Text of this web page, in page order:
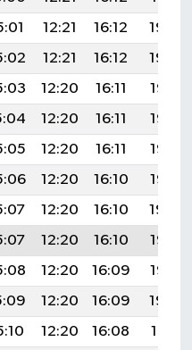
12:21 16:12
19:30
12:21 16:12
19:29
12:20 16:11
19:28
12:20 16:11
19:27
12:20 16:11
19:26
12:20 16:10
19:25
12:20 16:10
19:24
12:20 16:10
19:23
12:20 16:09
19:22
12:20 16:09
19:20
12:20 16:08 19:19